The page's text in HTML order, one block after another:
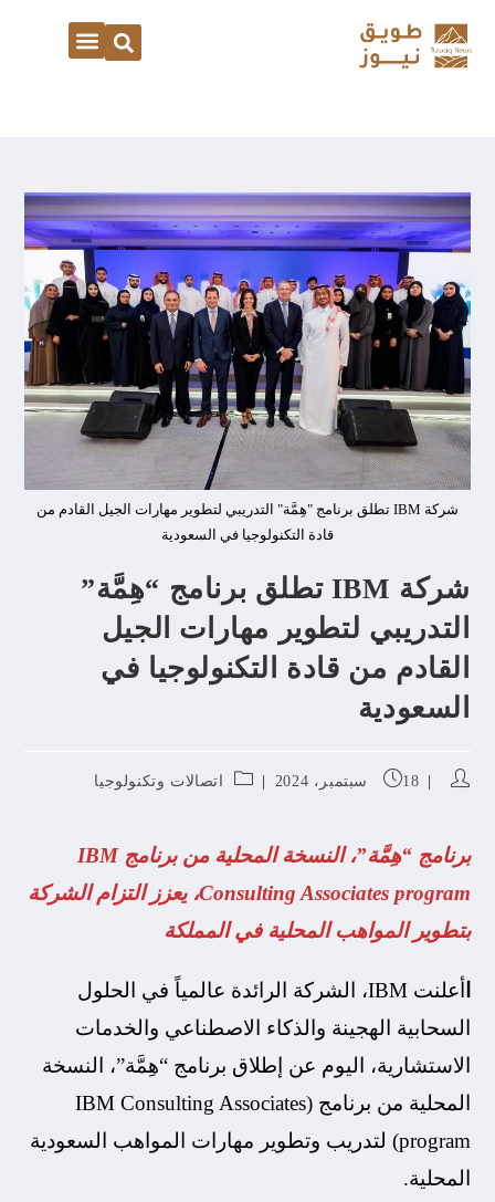
شركة IBM تطلق برنامج "هِمَّة" التدريبي لتطوير مهارات الجيل القادم من
قادة التكنولوجيا في السعودية
شركة IBM تطلق برنامج “هِمَّة”
التدريبي لتطوير مهارات الجيل
القادم من قادة التكنولوجيا في
السعودية
18 سبتمبر، 2024 اتصالات وتكنولوجيا
برنامج “هِمَّة”، النسخة المحلية من برنامج IBM
Consulting Associates program، يعزز التزام الشركة
بتطوير المواهب المحلية في المملكة
أعلنت IBM، الشركة الرائدة عالمياً في الحلول
السحابية الهجينة والذكاء الاصطناعي والخدمات
الاستشارية، اليوم عن إطلاق برنامج “هِمَّة”، النسخة
المحلية من برنامج (IBM Consulting Associates
program) لتدريب وتطوير مهارات المواهب السعودية
المحلية.